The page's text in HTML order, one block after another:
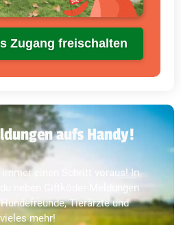
Zugang freischalten
aufs Handy!
einen Schritt voraus! In
neben Giftköder-Meldungen
Tierärzte und
vieles mehr!